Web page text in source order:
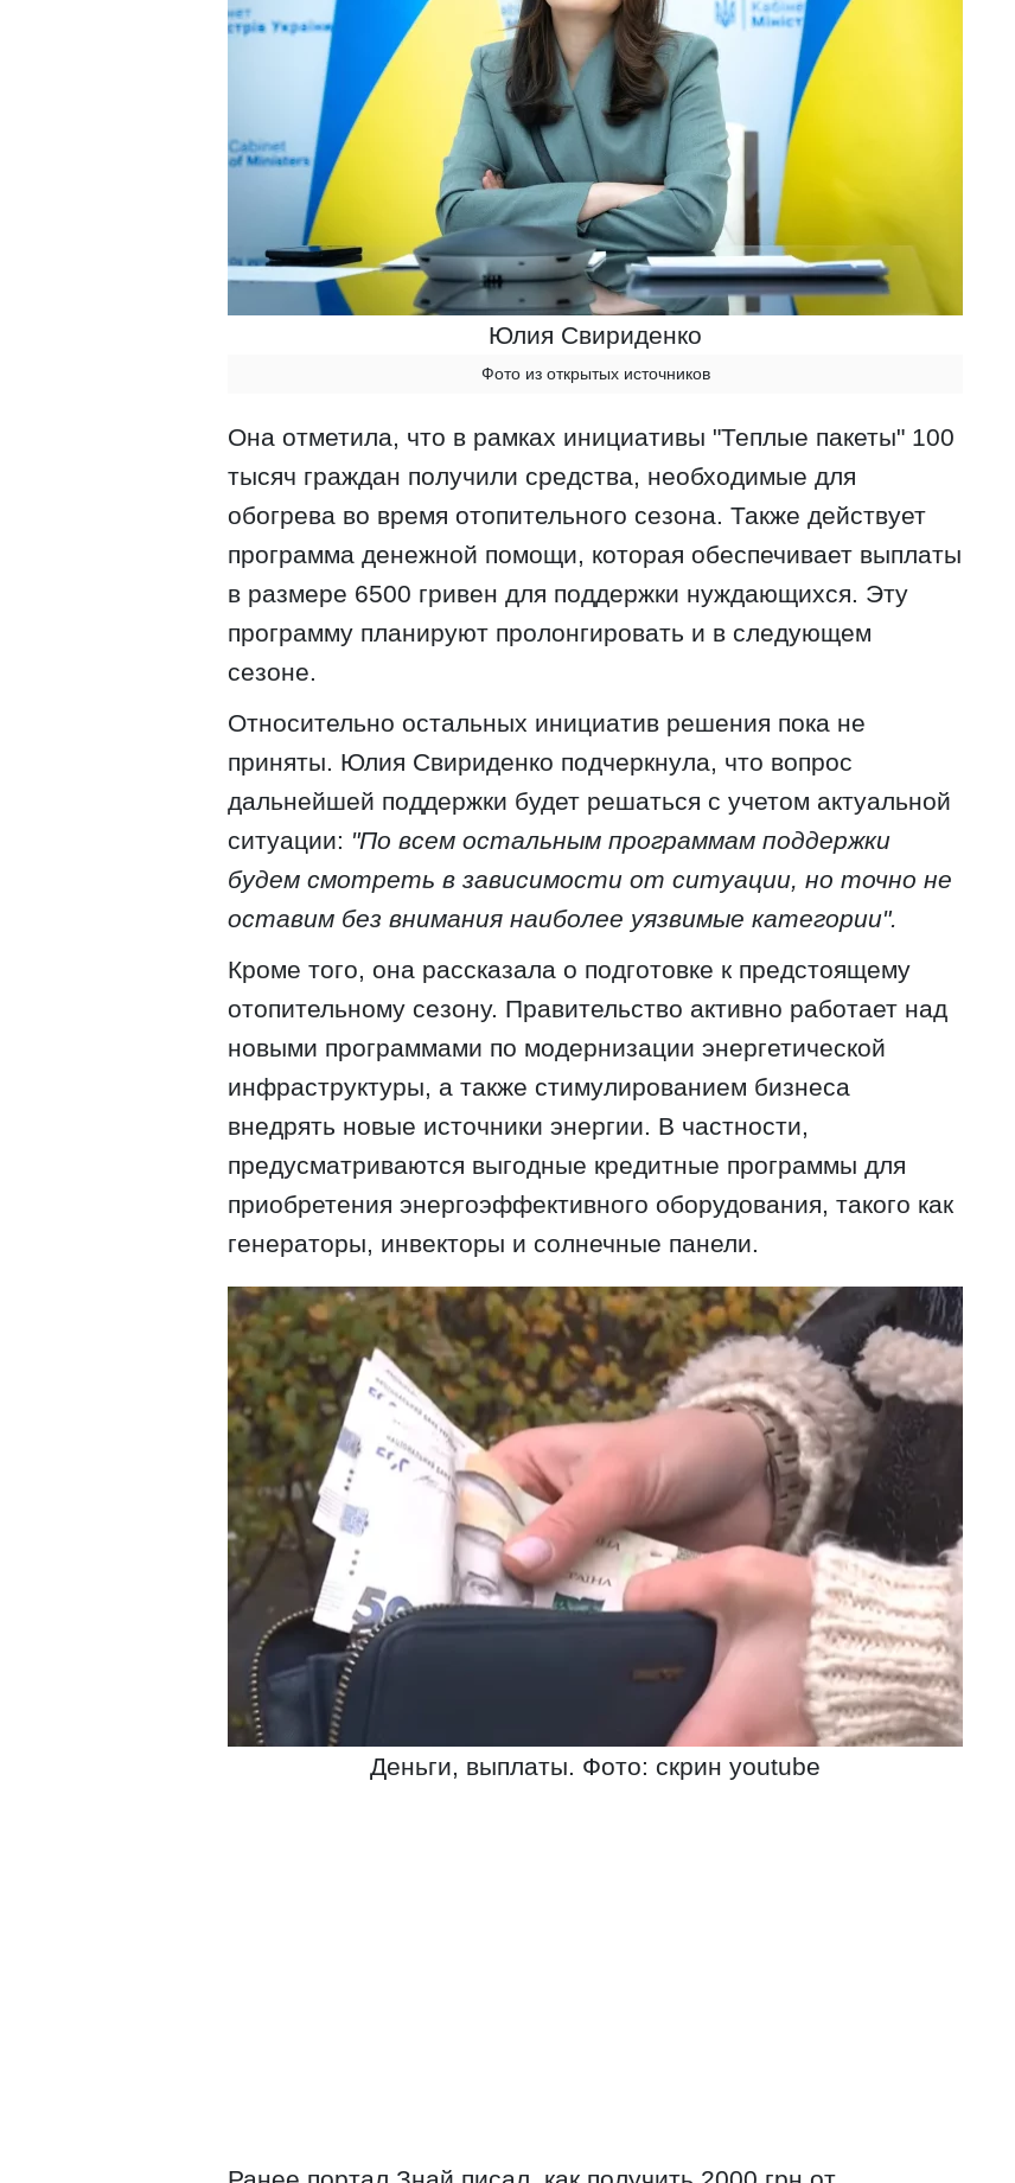
Юлия Свириденко
Фото из открытых источников
Она отметила, что в рамках инициативы "Теплые пакеты" 100
тысяч граждан получили средства, необходимые для
обогрева во время отопительного сезона. Также действует
программа денежной помощи, которая обеспечивает выплаты
в размере 6500 гривен для поддержки нуждающихся. Эту
программу планируют пролонгировать и в следующем
сезоне.
Относительно остальных инициатив решения пока не
приняты. Юлия Свириденко подчеркнула, что вопрос
дальнейшей поддержки будет решаться с учетом актуальной
ситуации: "По всем остальным программам поддержки
будем смотреть в зависимости от ситуации, но точно не
оставим без внимания наиболее уязвимые категории".
Кроме того, она рассказала о подготовке к предстоящему
отопительному сезону. Правительство активно работает над
новыми программами по модернизации энергетической
инфраструктуры, а также стимулированием бизнеса
внедрять новые источники энергии. В частности,
предусматриваются выгодные кредитные программы для
приобретения энергоэффективного оборудования, такого как
генераторы, инвекторы и солнечные панели.
Деньги, выплаты. Фото: скрин youtube